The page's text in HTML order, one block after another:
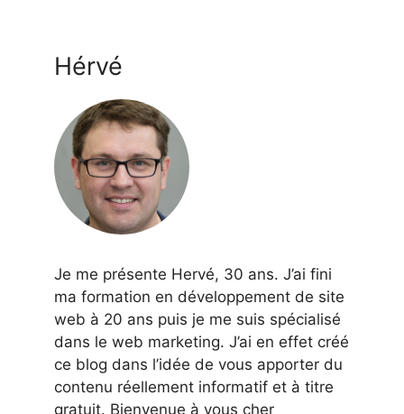
Hérvé
Je me présente Hervé, 30 ans. J’ai fini
ma formation en développement de site
web à 20 ans puis je me suis spécialisé
dans le web marketing. J’ai en effet créé
ce blog dans l’idée de vous apporter du
contenu réellement informatif et à titre
gratuit. Bienvenue à vous cher